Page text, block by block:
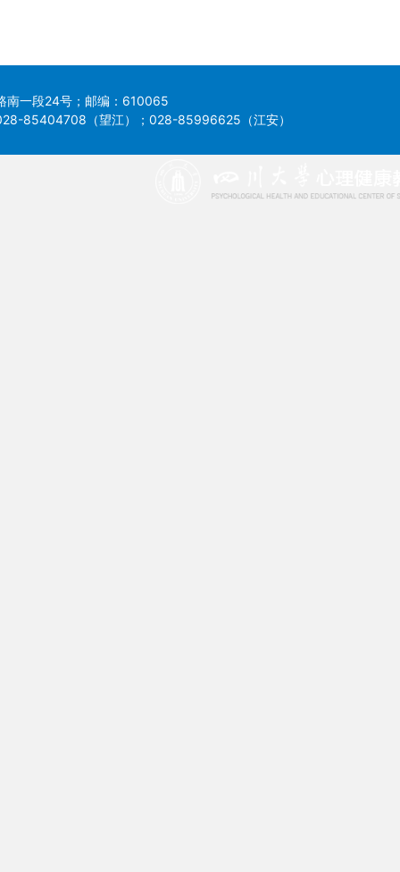
南一段24号；邮编：610065
85404708（望江）；028-85996625（江安）